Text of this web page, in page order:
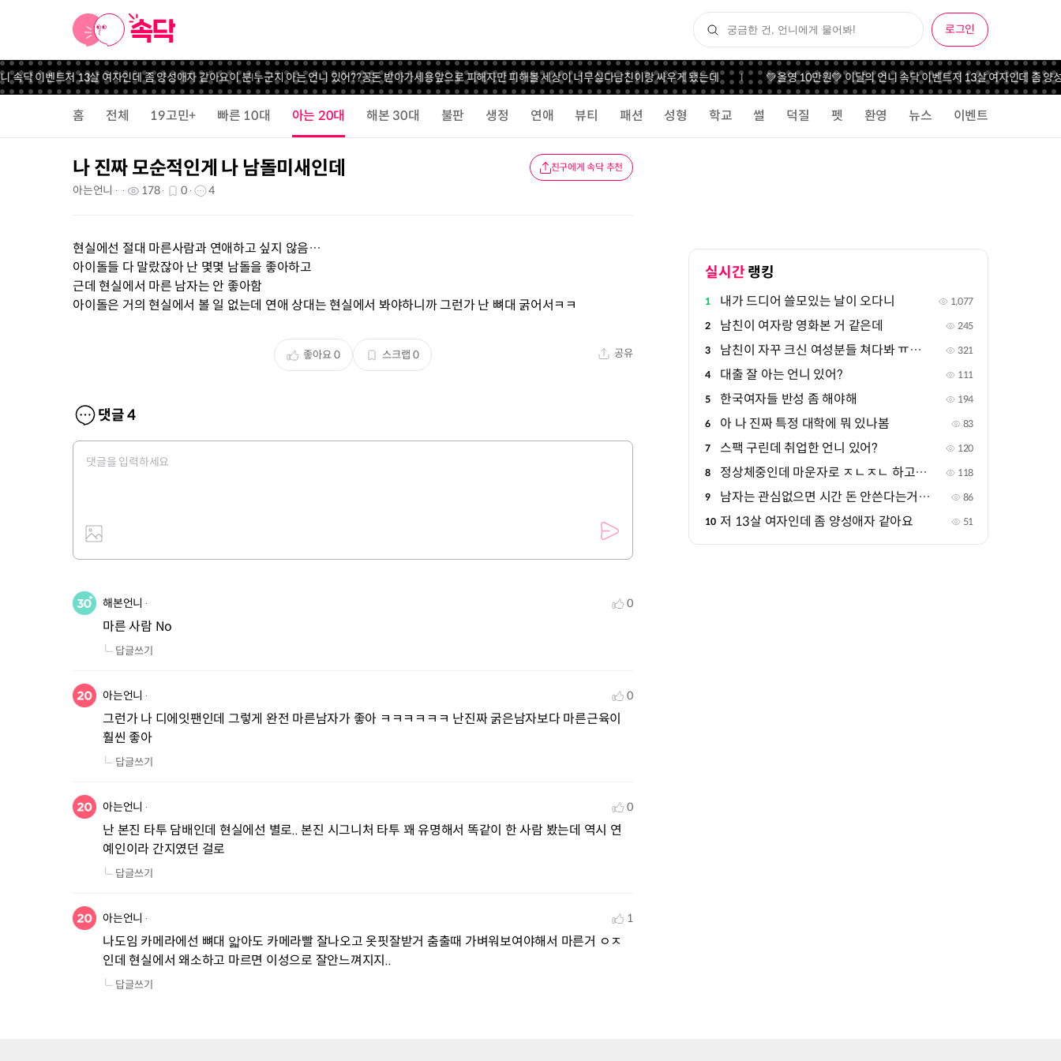
로그인
속닥 이벤트저 13살 여자인데 좀 양성애자 같아요이 분 누군지 아는 언니 있어??꽁돈 받아가세용앞으로 피해자만 피해볼 세상이 너무싫다남친이랑 싸우게 됐는데 💚올영 10만원💚 이달의 언니 속닥 이벤트저 13살 여자인데 좀 양성
홈 전체 19고민+ 빠른 10대 아는 20대 해본 30대 불판 생정 연애 뷰티 패션 성형 학교 썰 덕질 펫 환영 뉴스 이벤트
나 진짜 모순적인게 나 남돌미새인데 친구에게 속닥 추천
아는언니 178 0 4
현실에선 절대 마른사람과 연애하고 싶지 않음…
아이돌들 다 말랐잖아 난 몇몇 남돌을 좋아하고
근데 현실에서 마른 남자는 안 좋아함
아이돌은 거의 현실에서 볼 일 없는데 연애 상대는 현실에서 봐야하니까 그런가 난 뼈대 굵어서ㅋㅋ
좋아요0 스크랩 0 공유
댓글4
해본언니 0
마른 사람 No
답글쓰기
아는언니 0
그런가 나 디에잇팬인데 그렇게 완전 마른남자가 좋아 ㅋㅋㅋㅋㅋㅋ 난진짜 굵은남자보다 마른근육이
훨씬 좋아
답글쓰기
아는언니 0
난 본진 타투 담배인데 현실에선 별로.. 본진 시그니처 타투 꽤 유명해서 똑같이 한 사람 봤는데 역시 연
예인이라 간지였던 걸로
답글쓰기
아는언니 1
나도임 카메라에선 뼈대 앏아도 카메라빨 잘나오고 옷핏잘받거 춤출때 가벼워보여야해서 마른거 ㅇㅈ
인데 현실에서 왜소하고 마르면 이성으로 잘안느껴지지..
답글쓰기
실시간 랭킹
1 내가 드디어 쓸모있는 날이 오다니 1,077
2 남친이 여자랑 영화본 거 같은데 245
3 남친이 자꾸 크신 여성분들 쳐다봐 ㅠㅠㅠ 321
4 대출 잘 아는 언니 있어? 111
5 한국여자들 반성 좀 해야해 194
6 아 나 진짜 특정 대학에 뭐 있나봄 83
7 스팩 구린데 취업한 언니 있어? 120
8 정상체중인데 마운자로 ㅈㄴㅈㄴ 하고싶음 118
9 남자는 관심없으면 시간 돈 안쓴다는거 진짜야? 86
10 저 13살 여자인데 좀 양성애자 같아요 51